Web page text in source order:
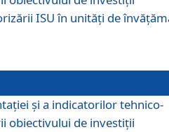
ISU în unități de
și a indicatorilor tehnico-
obiectivului de investiții